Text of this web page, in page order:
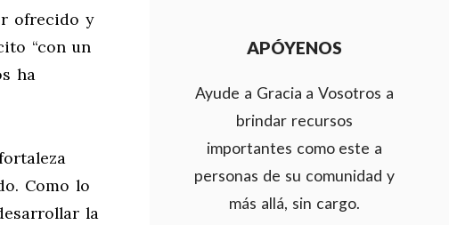
ofrecido y
“con un
ha
Como lo
la
APÓYENOS
Ayude a Gracia a Vosotros a
brindar recursos
importantes como este a
personas de su comunidad y
más allá, sin cargo.